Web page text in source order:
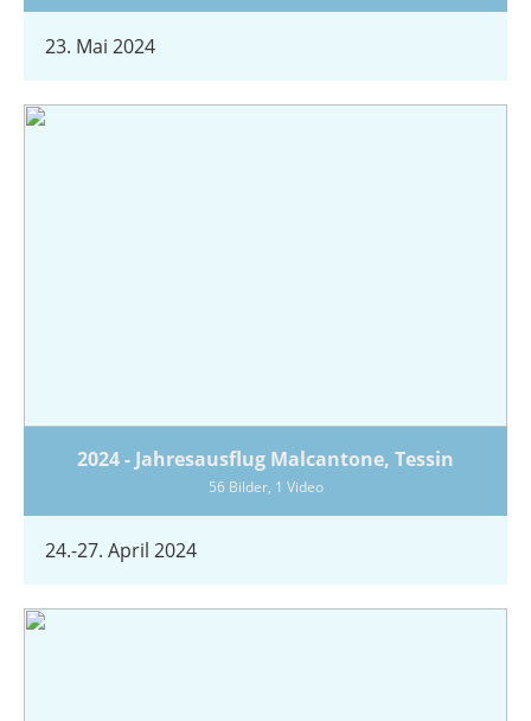
23. Mai 2024
2024 - Jahresausflug Malcantone, Tessin
56 Bilder, 1 Video
24.-27. April 2024